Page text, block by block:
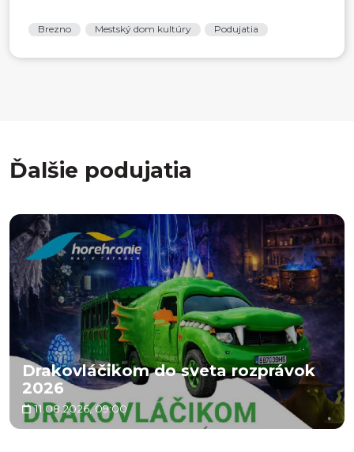
Brezno Mestský dom kultúry Podujatia
Ďalšie podujatia
Drakovláčikom do sveta rozprávok
2026
11.08.2026, 09:00